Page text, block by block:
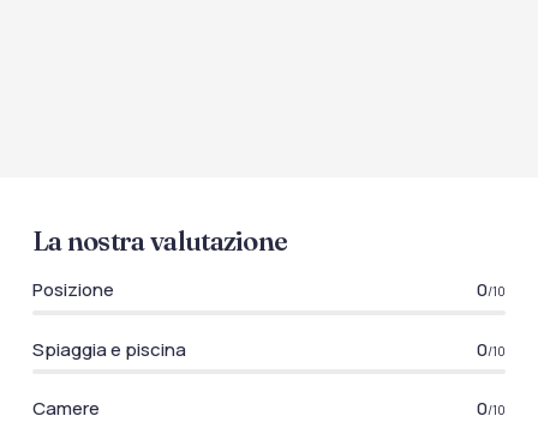
La nostra valutazione
Posizione 0/10
Spiaggia e piscina 0/10
Camere 0/10